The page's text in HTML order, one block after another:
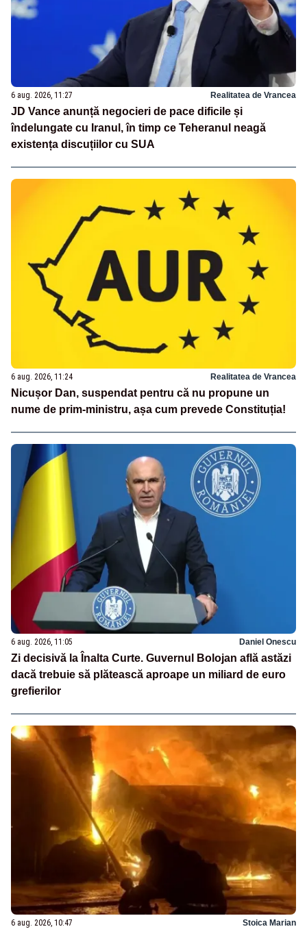
6 aug. 2026, 11:27 Realitatea de Vrancea
JD Vance anunță negocieri de pace dificile și
îndelungate cu Iranul, în timp ce Teheranul neagă
existența discuțiilor cu SUA
6 aug. 2026, 11:24 Realitatea de Vrancea
Nicușor Dan, suspendat pentru că nu propune un
nume de prim-ministru, așa cum prevede Constituția!
6 aug. 2026, 11:05 Daniel Onescu
Zi decisivă la Înalta Curte. Guvernul Bolojan află astăzi
dacă trebuie să plătească aproape un miliard de euro
grefierilor
6 aug. 2026, 10:47 Stoica Marian